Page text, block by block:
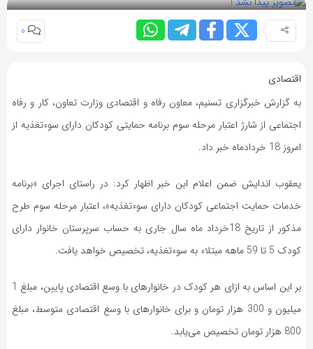
0
اقتصادی
به گزارش خبرگزاری تسنیم، معاون رفاه و اقتصادی وزارت تعاون، کار و رفاه
اجتماعی از شارژ اعتبار مرحله سوم برنامه حمایتی کودکان دارای سوءتغذیه از
امروز 18 خردادماه خبر داد.
یعقوب اندایش ضمن اعلام این خبر اظهار کرد: در راستای اجرای «برنامه
خدمات حمایت اجتماعی کودکان دارای سوءتغذیه»، اعتبار مرحله سوم طرح
مذکور از تاریخ 18خرداد ماه سال جاری به حساب سرپرستان خانوار دارای
کودک 5 تا 59 ماهه مبتلاء به سوءتغذیه، تخصیص خواهد یافت.
بر این اساس به ازای هر کودک در خانوارهای با وسع اقتصادی پایین، مبلغ 1
میلیون و 300 هزار تومان و برای خانوارهای با وسع اقتصادی متوسط، مبلغ
800 هزار تومان تخصیص می‌یابد.